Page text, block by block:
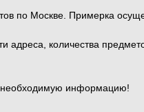
по Москве. Примерка
адреса, количества
необходимую информацию!